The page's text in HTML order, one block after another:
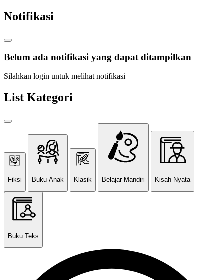
Notifikasi
Belum ada notifikasi yang dapat ditampilkan
Silahkan login untuk melihat notifikasi
List Kategori
Fiksi Buku Anak Klasik Belajar Mandiri Kisah Nyata
Buku Teks